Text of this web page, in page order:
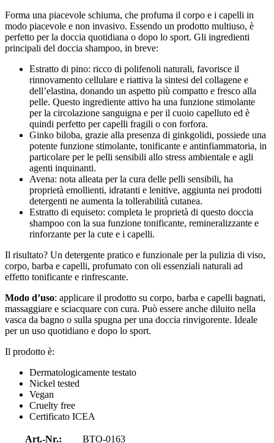
Forma una piacevole schiuma, che profuma il corpo e i capelli in
modo piacevole e non invasivo. Essendo un prodotto multiuso, è
perfetto per la doccia quotidiana o dopo lo sport. Gli ingredienti
principali del doccia shampoo, in breve:
Estratto di pino: ricco di polifenoli naturali, favorisce il
rinnovamento cellulare e riattiva la sintesi del collagene e
dell’elastina, donando un aspetto più compatto e fresco alla
pelle. Questo ingrediente attivo ha una funzione stimolante
per la circolazione sanguigna e per il cuoio capelluto ed è
quindi perfetto per capelli fragili o con forfora.
Ginko biloba, grazie alla presenza di ginkgolidi, possiede una
potente funzione stimolante, tonificante e antinfiammatoria, in
particolare per le pelli sensibili allo stress ambientale e agli
agenti inquinanti.
Avena: nota alleata per la cura delle pelli sensibili, ha
proprietà emollienti, idratanti e lenitive, aggiunta nei prodotti
detergenti ne aumenta la tollerabilità cutanea.
Estratto di equiseto: completa le proprietà di questo doccia
shampoo con la sua funzione tonificante, remineralizzante e
rinforzante per la cute e i capelli.
Il risultato? Un detergente pratico e funzionale per la pulizia di viso,
corpo, barba e capelli, profumato con oli essenziali naturali ad
effetto tonificante e rinfrescante.
Modo d’uso: applicare il prodotto su corpo, barba e capelli bagnati,
massaggiare e sciacquare con cura. Può essere anche diluito nella
vasca da bagno o sulla spugna per una doccia rinvigorente. Ideale
per un uso quotidiano e dopo lo sport.
Il prodotto è:
Dermatologicamente testato
Nickel tested
Vegan
Cruelty free
Certificato ICEA
Art.-Nr.: BTO-0163